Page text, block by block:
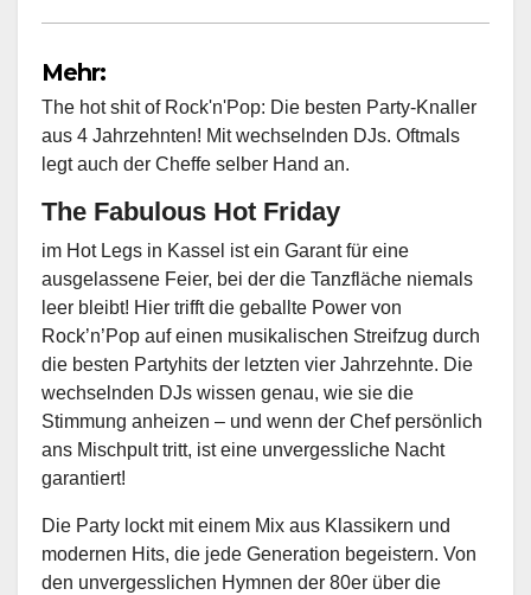
Mehr:
The hot shit of Rock'n'Pop: Die besten Party-Knaller
aus 4 Jahrzehnten! Mit wechselnden DJs. Oftmals
legt auch der Cheffe selber Hand an.
The Fabulous Hot Friday
im Hot Legs in Kassel ist ein Garant für eine
ausgelassene Feier, bei der die Tanzfläche niemals
leer bleibt! Hier trifft die geballte Power von
Rock’n’Pop auf einen musikalischen Streifzug durch
die besten Partyhits der letzten vier Jahrzehnte. Die
wechselnden DJs wissen genau, wie sie die
Stimmung anheizen – und wenn der Chef persönlich
ans Mischpult tritt, ist eine unvergessliche Nacht
garantiert!
Die Party lockt mit einem Mix aus Klassikern und
modernen Hits, die jede Generation begeistern. Von
den unvergesslichen Hymnen der 80er über die